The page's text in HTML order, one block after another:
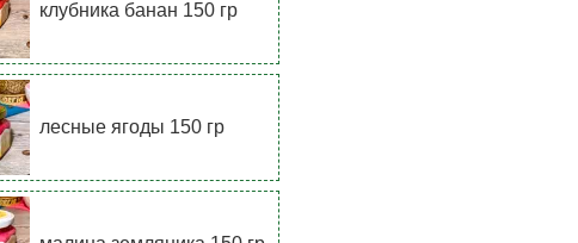
клубника банан 150 гр
лесные ягоды 150 гр